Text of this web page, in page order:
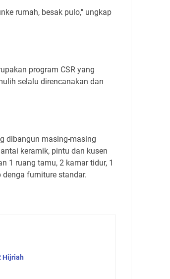
rumah, besak pulo," ungkap
program CSR yang
selalu direncanakan dan
dibangun masing-masing
keramik, pintu dan kusen
1 ruang tamu, 2 kamar tidur, 1
furniture standar.
Hijriah